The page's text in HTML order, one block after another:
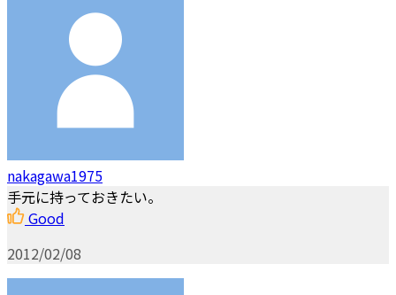
nakagawa1975
手元に持っておきたい。
Good
2012/02/08